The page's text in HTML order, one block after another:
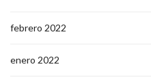
febrero 2022
enero 2022